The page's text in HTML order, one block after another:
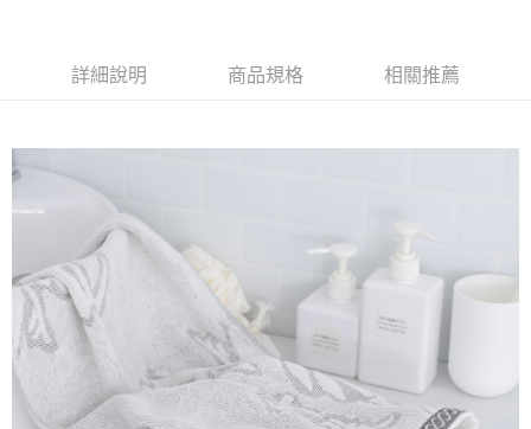
每筆NT$60，滿NT$999(含以上)免運費
詳細說明 商品規格 相關推薦